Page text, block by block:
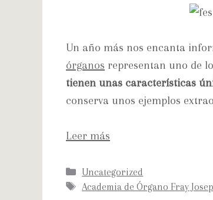
Un año más nos encanta
órganos representan uno de
tienen unas características
conserva unos ejemplos
Leer más
Uncategorized
Academia de Órgano Fray